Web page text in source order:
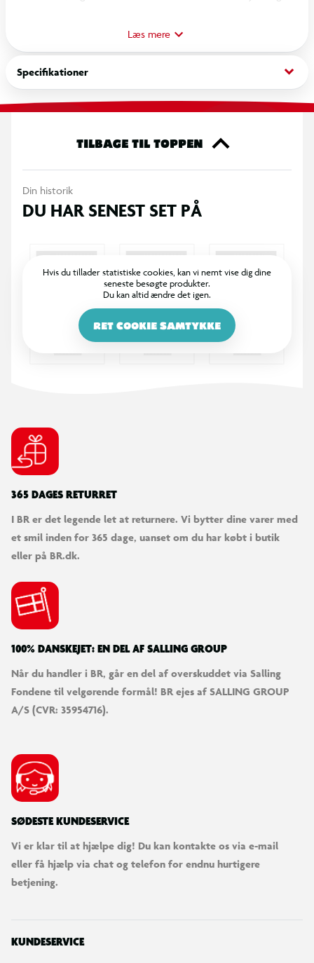
kuglepenne med dekorative figurtoppe af Pikachu, Bulbasaur
og Eevee, som giver penalhuset et sjovt og farverigt udtryk.
Kuglepennene er perfekte til skole, hjemmearbejde eller
kreative projekter og er en oplagt gaveidé til enhver
Indeholder 3 kuglepenne
Figurtoppe med Pikachu, Bulbasaur og Eevee
Velegnet til skole, noter og kreative aktiviteter
Læs mere
Specifikationer keyboard_arrow_down
TILBAGE TIL TOPPEN
Din historik
DU HAR SENEST SET PÅ
Hvis du tillader statistiske cookies, kan vi nemt vise dig dine
seneste besøgte produkter.
Du kan altid ændre det igen.
RET COOKIE SAMTYKKE
365 DAGES RETURRET
I BR er det legende let at returnere. Vi bytter dine varer med
et smil inden for 365 dage, uanset om du har købt i butik
eller på BR.dk.
100% DANSKEJET: EN DEL AF SALLING GROUP
Når du handler i BR, går en del af overskuddet via Salling
Fondene til velgørende formål! BR ejes af SALLING GROUP
A/S (CVR: 35954716).
SØDESTE KUNDESERVICE
Vi er klar til at hjælpe dig! Du kan kontakte os via e-mail
eller få hjælp via chat og telefon for endnu hurtigere
betjening.
KUNDESERVICE